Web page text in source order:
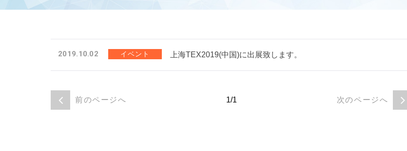
2019.10.02 イベント 上海TEX2019(中国)に出展致します。
前のページへ 1/1 次のページへ